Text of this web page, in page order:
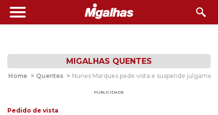
MIGALHAS QUENTES
Home > Quentes > Nunes Marques pede vista e suspende
PUBLICIDADE
Pedido de vista